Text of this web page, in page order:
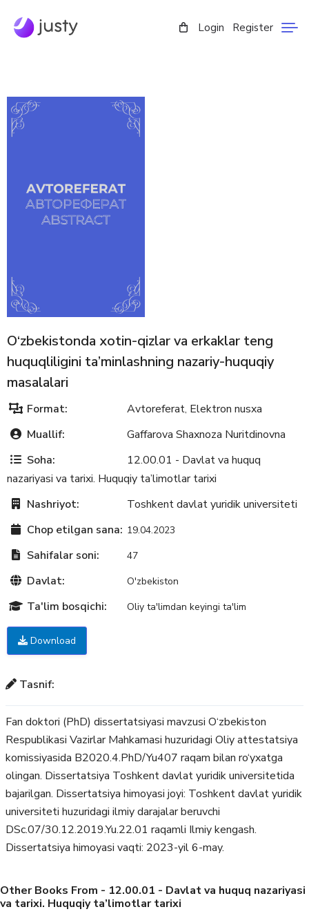
Login Register
O‘zbekistonda xotin-qizlar va erkaklar teng
huquqliligini ta’minlashning nazariy-huquqiy
masalalari
Format: Avtoreferat, Elektron nusxa
Muallif:
Gaffarova Shaxnoza Nuritdinovna
Soha:
12.00.01 - Davlat va huquq
nazariyasi va tarixi. Huquqiy ta’limotlar tarixi
Nashriyot:
Toshkent davlat yuridik universiteti
Chop etilgan sana: 19.04.2023
Sahifalar soni: 47
Davlat: O'zbekiston
Ta'lim bosqichi: Oliy ta'limdan keyingi ta'lim
Download
Tasnif:
Fan doktori (PhD) dissertatsiyasi mavzusi O‘zbekiston
Respublikasi Vazirlar Mahkamasi huzuridagi Oliy attestatsiya
komissiyasida B2020.4.PhD/Yu407 raqam bilan ro‘yxatga
olingan. Dissertatsiya Toshkent davlat yuridik universitetida
bajarilgan. Dissertatsiya himoyasi joyi: Toshkent davlat yuridik
universiteti huzuridagi ilmiy darajalar beruvchi
DSc.07/30.12.2019.Yu.22.01 raqamli Ilmiy kengash.
Dissertatsiya himoyasi vaqti: 2023-yil 6-may.
Other Books From - 12.00.01 - Davlat va huquq nazariyasi
va tarixi. Huquqiy ta’limotlar tarixi